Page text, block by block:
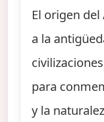
El origen
a la
para
y la